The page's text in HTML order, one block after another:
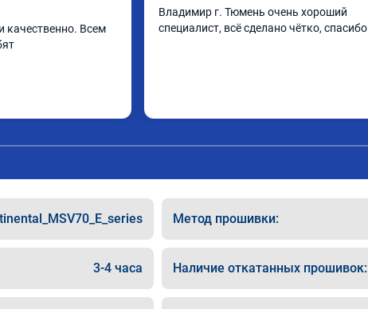
качественно. Всем
Владимир г. Тюмень очень хороший
специалист, всё сделано чётко, спасибо
Метод прошивки:
3-4 часа Наличие откатанных прошивок: